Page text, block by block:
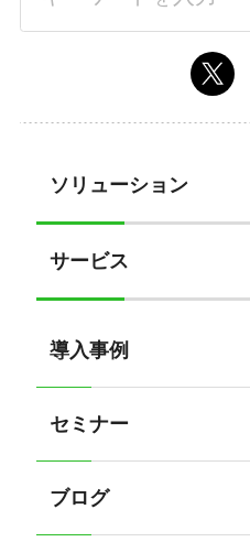
ソリューション
サービス
導入事例
セミナー
ブログ